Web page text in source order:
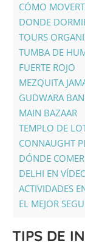
CÓMO
DONDE
TOURS
TUMBA DE
FUERTE ROJO
MEZQUITA
GUDWARA
MAIN BAZAAR
TEMPLO DE
CONNAUGHT
DÓNDE
DELHI EN
ACTIVIDADES
EL MEJOR
TIPS DE